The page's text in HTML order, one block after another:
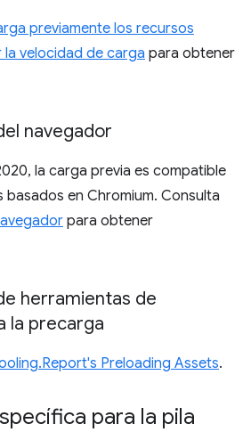
previamente los recursos
velocidad de carga para obtener
navegador
la carga previa es compatible
en Chromium. Consulta
para obtener
herramientas de
la precarga
Preloading Assets.
para la pila